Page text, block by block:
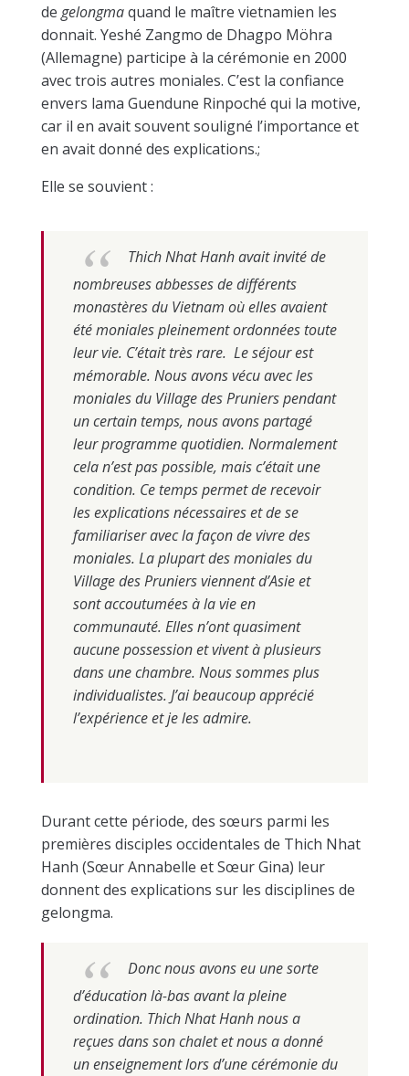
de gelongmaquand le maître vietnamien les
donnait. Yeshé Zangmo de Dhagpo Möhra
(Allemagne) participe à la cérémonie en 2000
avec trois autres moniales. C’est la confiance
envers lama Guendune Rinpoché qui la motive,
car il en avait souvent souligné l’importance et
en avait donné des explications.;
Elle se souvient :
Thich Nhat Hanh avait invité de
nombreuses abbesses de différents
monastères du Vietnam où elles avaient
été moniales pleinement ordonnées toute
leur vie. C’était très rare. Le séjour est
mémorable. Nous avons vécu avec les
moniales du Village des Pruniers pendant
un certain temps, nous avons partagé
leur programme quotidien. Normalement
cela n’est pas possible, mais c’était une
condition. Ce temps permet de recevoir
les explications nécessaires et de se
familiariser avec la façon de vivre des
moniales. La plupart des moniales du
Village des Pruniers viennent d’Asie et
sont accoutumées à la vie en
communauté. Elles n’ont quasiment
aucune possession et vivent à plusieurs
dans une chambre. Nous sommes plus
individualistes. J’ai beaucoup apprécié
l’expérience et je les admire.
Durant cette période, des sœurs parmi les
premières disciples occidentales de Thich Nhat
Hanh (Sœur Annabelle et Sœur Gina) leur
donnent des explications sur les disciplines de
gelongma.
Donc nous avons eu une sorte
d’éducation là-bas avant la pleine
ordination. Thich Nhat Hanh nous a
reçues dans son chalet et nous a donné
un enseignement lors d’une cérémonie du